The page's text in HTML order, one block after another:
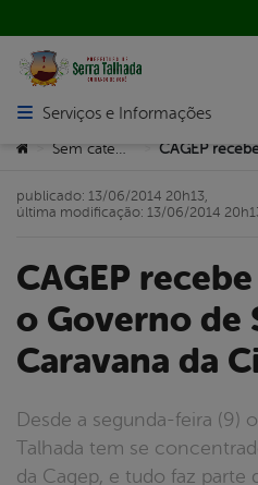
Abrir menu principal de
Serviços e Informações
Você está aqui:
> >
CAGEP recebe amanhã (14)
o Governo de
Caravana da
Desde a segunda-feira (9) o Governo de Serra
Talhada tem se
da Cagep, e tudo faz parte
publicado: 13/06/2014 20h13,
última modificação: 13/06/2014